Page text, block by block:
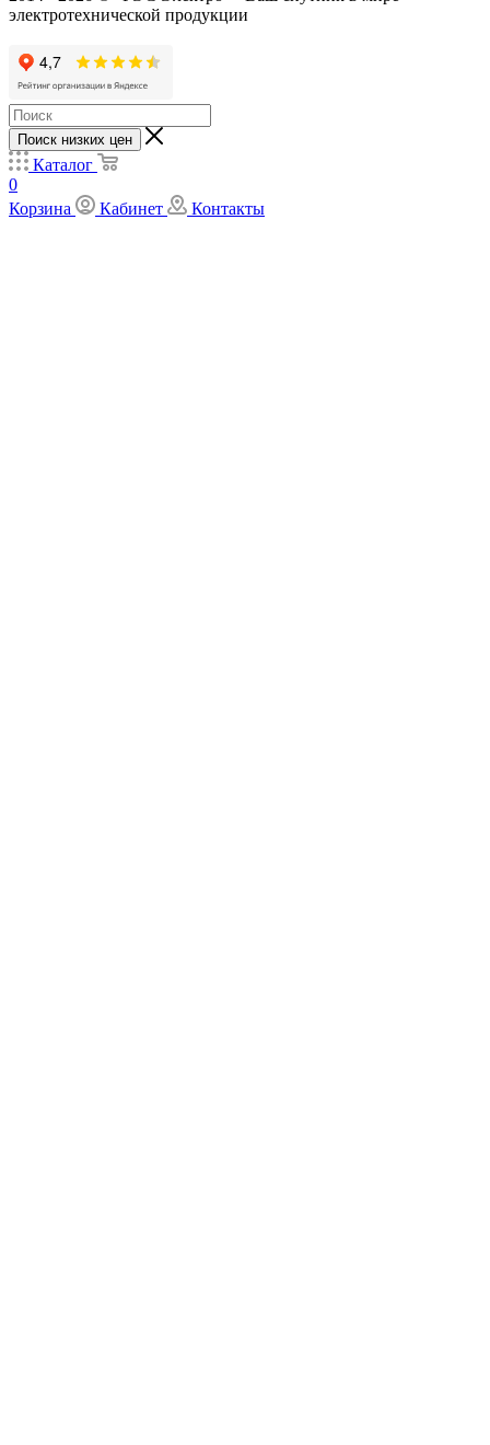
электротехнической продукции
Поиск низких цен
Каталог
0
Корзина
Кабинет Контакты